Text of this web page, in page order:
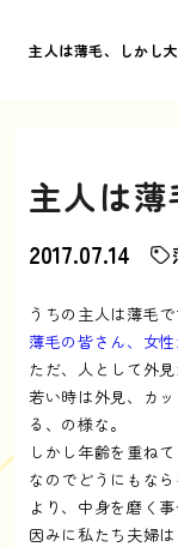
主人は薄毛、しかし大
主人は薄
2017.07.14
うちの主人は薄毛
薄毛の皆さん、女
ただ、人として外
若い時は外見、カ
る、の様な。
しかし年齢を重ね
なのでどうにもな
より、中身を磨く
因みに私たち夫婦は